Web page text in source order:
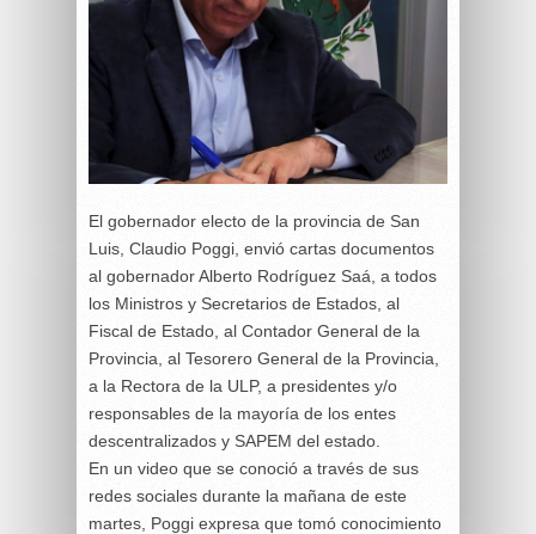
El gobernador electo de la provincia de San
Luis, Claudio Poggi, envió cartas documentos
al gobernador Alberto Rodríguez Saá, a todos
los Ministros y Secretarios de Estados, al
Fiscal de Estado, al Contador General de la
Provincia, al Tesorero General de la Provincia,
a la Rectora de la ULP, a presidentes y/o
responsables de la mayoría de los entes
descentralizados y SAPEM del estado.
En un video que se conoció a través de sus
redes sociales durante la mañana de este
martes, Poggi expresa que tomó conocimiento